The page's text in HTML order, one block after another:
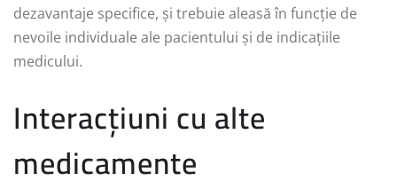
dezavantaje specifice, și trebuie aleasă în funcție de
nevoile individuale ale pacientului și de indicațiile
medicului.
Interacțiuni cu alte
medicamente